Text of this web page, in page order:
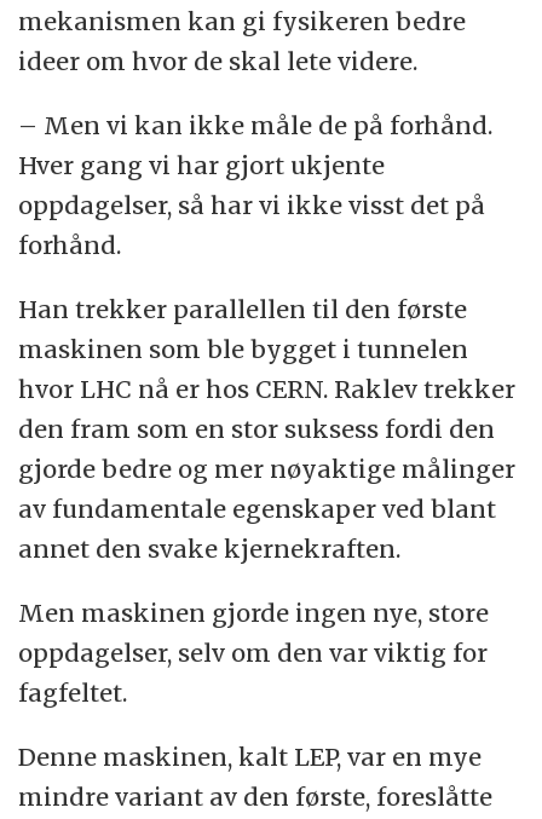
mekanismen kan gi fysikeren bedre
ideer om hvor de skal lete videre.
– Men vi kan ikke måle de på forhånd.
Hver gang vi har gjort ukjente
oppdagelser, så har vi ikke visst det på
forhånd.
Han trekker parallellen til den første
maskinen som ble bygget i tunnelen
hvor LHC nå er hos CERN. Raklev trekker
den fram som en stor suksess fordi den
gjorde bedre og mer nøyaktige målinger
av fundamentale egenskaper ved blant
annet den svake kjernekraften.
Men maskinen gjorde ingen nye, store
oppdagelser, selv om den var viktig for
fagfeltet.
Denne maskinen, kalt LEP, var en mye
mindre variant av den første, foreslåtte